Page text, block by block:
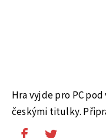
Hra vyjde pro PC
českými titulky.